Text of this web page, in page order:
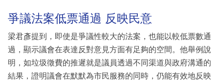
爭議法案低票通過 反映民意
梁君彥提到，即使是爭議性較大的法案，也能以較低票數通
過，顯示議會在表達反對意見方面有足夠的空間。他舉例說
明，如垃圾徵費的推遲就是議員透過不同渠道與政府溝通的
結果，證明議會在默默為市民服務的同時，仍能有效地反映